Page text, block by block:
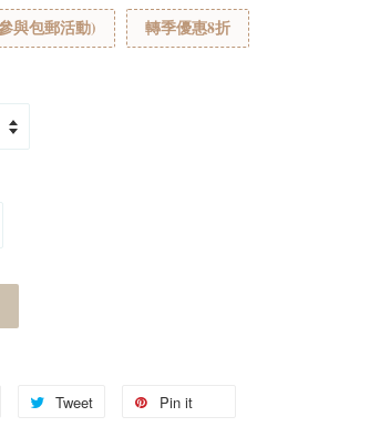
與包郵活動) 轉季優惠8折
Tweet Pin it